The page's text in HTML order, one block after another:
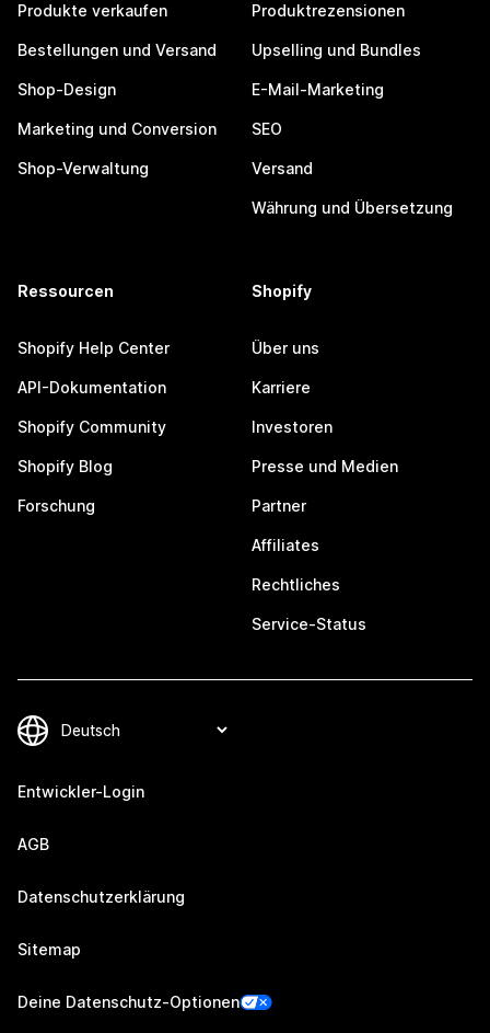
Produkte verkaufen
Bestellungen und Versand
Shop-Design
Marketing und Conversion
Shop-Verwaltung
Produktrezensionen
Upselling und Bundles
E-Mail-Marketing
SEO
Versand
Währung und Übersetzung
Ressourcen
Shopify Help Center
API-Dokumentation
Shopify Community
Shopify Blog
Forschung
Shopify
Über uns
Karriere
Investoren
Presse und Medien
Partner
Affiliates
Rechtliches
Service-Status
Entwickler-Login
AGB
Datenschutzerklärung
Sitemap
Deine Datenschutz-Optionen